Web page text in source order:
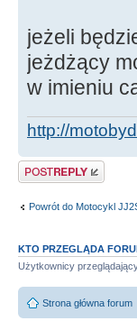
jeżeli
jeżdżący
w imieniu
http://
Odpowiedz
Powrót do Motocykl
KTO PRZEGLĄDA
Użytkownicy
Strona główna forum